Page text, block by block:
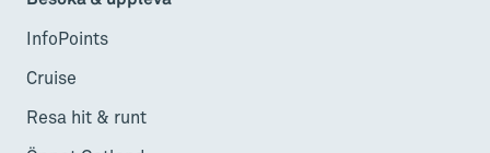
InfoPoints
Cruise
Resa hit & runt